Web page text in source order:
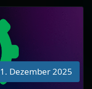
Dezember 2025